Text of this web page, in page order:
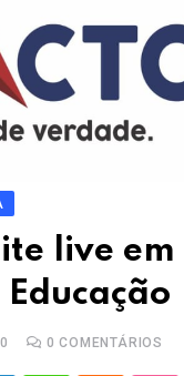
live
0 COMENTÁRIOS